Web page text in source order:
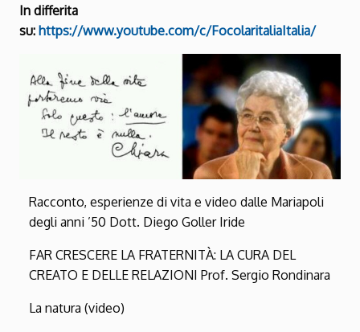
In differita
su: https://www.youtube.com/c/FocolaritaliaItalia/
Racconto, esperienze di vita e video dalle Mariapoli
degli anni ’50 Dott. Diego Goller Iride
FAR CRESCERE LA FRATERNITÀ: LA CURA DEL
CREATO E DELLE RELAZIONI Prof. Sergio Rondinara
La natura (video)